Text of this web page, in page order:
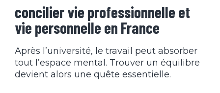
concilier vie professionnelle et
vie personnelle en France
Après l’université, le travail peut absorber
tout l’espace mental. Trouver un équilibre
devient alors une quête essentielle.